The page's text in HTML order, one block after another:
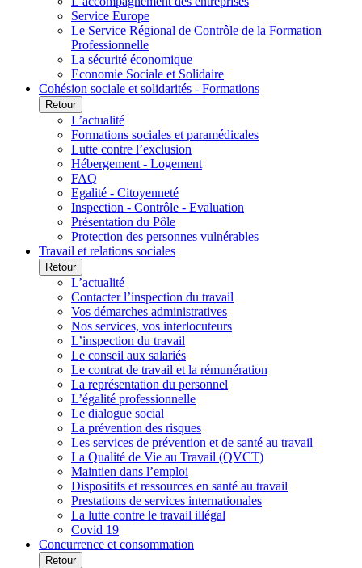
Service Europe
Le Service Régional de Contrôle de la Formation
Professionnelle
La sécurité économique
Economie Sociale et Solidaire
Cohésion sociale et solidarités - Formations
Retour
L’actualité
Formations sociales et paramédicales
Lutte contre l’exclusion
Hébergement - Logement
FAQ
Egalité - Citoyenneté
Inspection - Contrôle - Evaluation
Présentation du Pôle
Protection des personnes vulnérables
Travail et relations sociales
Retour
L’actualité
Contacter l’inspection du travail
Vos démarches administratives
Nos services, vos interlocuteurs
L’inspection du travail
Le conseil aux salariés
Le contrat de travail et la rémunération
La représentation du personnel
L’égalité professionnelle
Le dialogue social
La prévention des risques
Les services de prévention et de santé au travail
La Qualité de Vie au Travail (QVCT)
Maintien dans l’emploi
Dispositifs et ressources en santé au travail
Prestations de services internationales
La lutte contre le travail illégal
Covid 19
Concurrence et consommation
Retour